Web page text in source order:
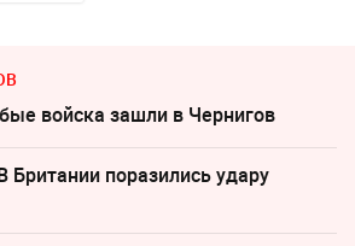
войска зашли в Чернигов
Британии поразились удару